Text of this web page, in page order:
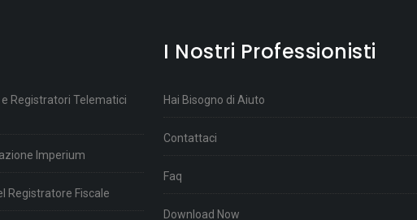
Registratori Telematici
Imperium
Registratore Fiscale
I Nostri Professionisti
Hai Bisogno di Aiuto
Contattaci
Faq
Download Now